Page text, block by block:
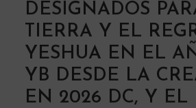
DESIGNADOS
TIERRA Y EL
YESHUA EN EL
YB DESDE LA
EN 2026 DC, Y EL